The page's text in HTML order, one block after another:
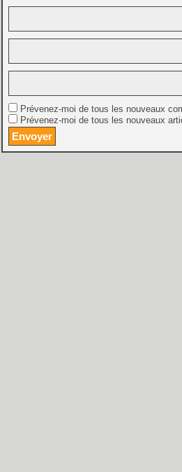
Prévenez-moi de tous les nouveaux
Prévenez-moi de tous les nouveaux